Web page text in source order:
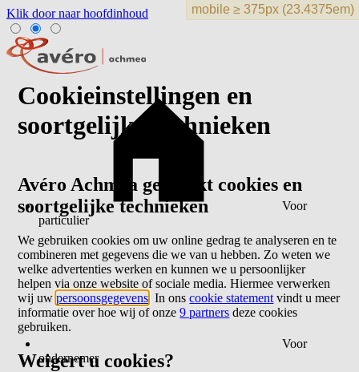
Klik door naar hoofdinhoud
Voor
particulier
Voor
ondernemer
Cookieinstellingen en
soortgelijke technieken
Avéro Achmea gebruikt cookies en
soortgelijke technieken
We gebruiken cookies om uw online gedrag te analyseren en te
combineren met gegevens die we van u hebben. Zo weten we
welke advertenties werken en kunnen we u persoonlijker
helpen via onze website of sociale media. Hiermee verwerken
wij uwpersoonsgegevens . In onscookie statement vindt u meer
informatie over hoe wij of onze9 partners deze cookies
gebruiken.
Weigert u cookies?